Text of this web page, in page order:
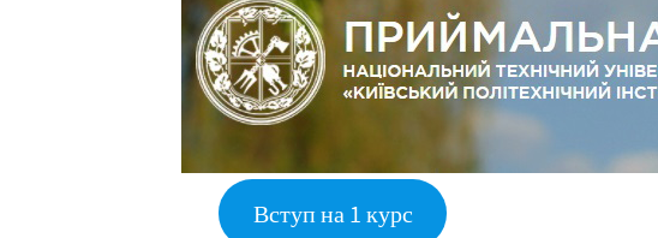
Вступ на 1 курс